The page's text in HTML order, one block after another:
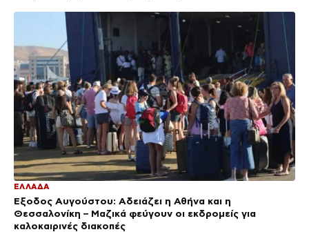
ΕΛΛΑΔΑ
Έξοδος Αυγούστου: Αδειάζει η Αθήνα και η
Θεσσαλονίκη – Μαζικά φεύγουν οι εκδρομείς για
καλοκαιρινές διακοπές